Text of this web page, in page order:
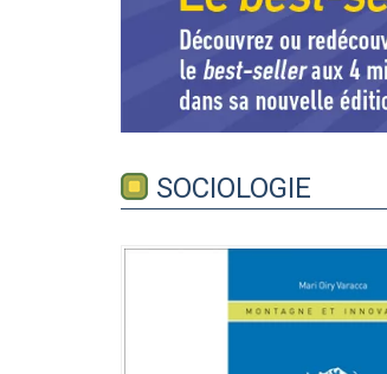
SOCIOLOGIE